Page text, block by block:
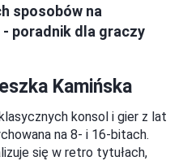
sposobów na
- poradnik dla graczy
Kamińska
konsol i gier z lat
na 8- i 16-bitach.
się w retro tytułach,